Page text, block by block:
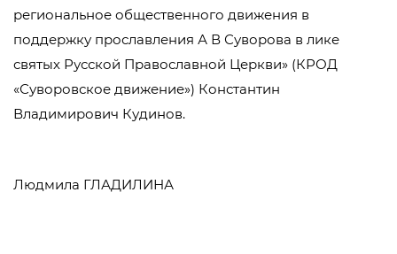
региональное общественного движения в
поддержку прославления А В Суворова в лике
святых Русской Православной Церкви» (КРОД
«Суворовское движение») Константин
Владимирович Кудинов.
Людмила ГЛАДИЛИНА